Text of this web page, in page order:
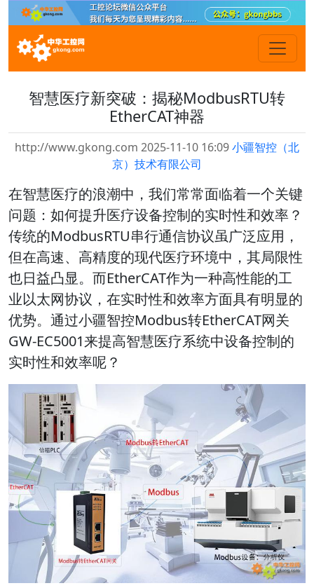
智慧医疗新突破：揭秘ModbusRTU转
EtherCAT神器
http://www.gkong.com 2025-11-10 16:09小疆智控（北
京）技术有限公司
在智慧医疗的浪潮中，我们常常面临着一个关键
问题：如何提升医疗设备控制的实时性和效率？
传统的ModbusRTU串行通信协议虽广泛应用，
但在高速、高精度的现代医疗环境中，其局限性
也日益凸显。而EtherCAT作为一种高性能的工
业以太网协议，在实时性和效率方面具有明显的
优势。通过小疆智控Modbus转EtherCAT网关
GW-EC5001来提高智慧医疗系统中设备控制的
实时性和效率呢？